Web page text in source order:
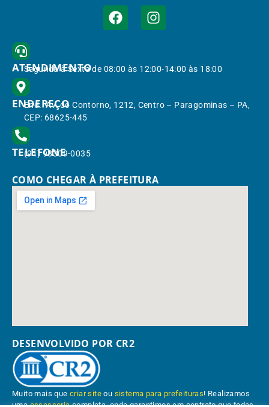
ATENDIMENTO
Segunda à Sexta de 08:00 às 12:00-14:00 às 18:00
ENDEREÇO
End.: Av. do Contorno, 1212, Centro – Paragominas – PA,
CEP: 68625-445
TELEFONE
(91) 98309-0035
COMO CHEGAR À PREFEITURA
DESENVOLVIDO POR CR2
Muito mais quecriar site ou sistema para prefeituras! Realizamos
umaassessoriacompleta, onde garantimos em contrato que todas